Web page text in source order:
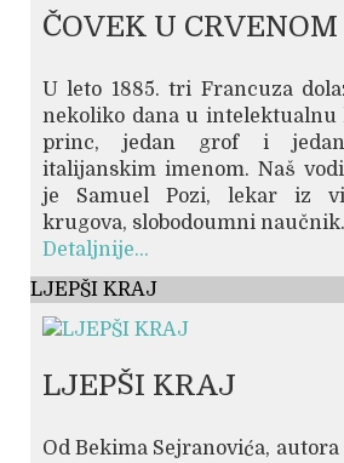
ČOVEK U
U leto 1885. tri Francuza
nekoliko dana u intelektualnu
princ, jedan grof i
italijanskim imenom. Naš
je Samuel Pozi, lekar iz
krugova, slobodoumni
Detaljnije...
LJEPŠI KRAJ
LJEPŠI KRAJ
Od Bekima Sejranovića, autora